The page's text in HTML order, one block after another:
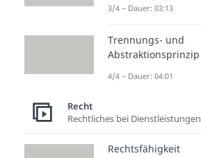
3/4 – Dauer: 03:13
Trennungs- und
Abstraktionsprinzip
4/4 – Dauer: 04:01
Recht
Rechtliches bei Dienstleistungen
Rechtsfähigkeit